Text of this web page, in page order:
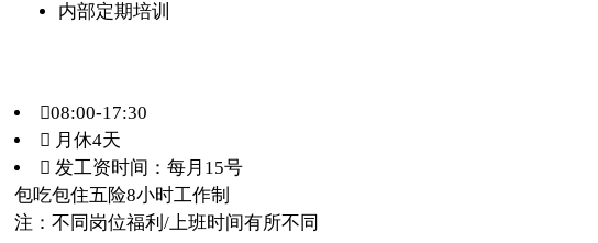
内部定期培训
08:00-17:30
 月休4天
 发工资时间：每月15号
包吃包住五险8小时工作制
注：不同岗位福利/上班时间有所不同